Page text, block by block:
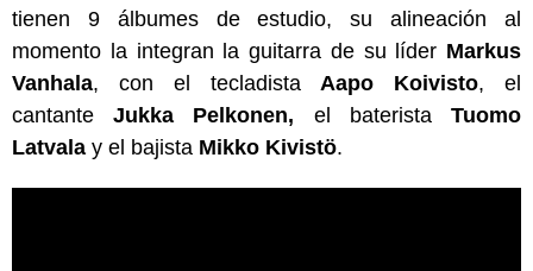
tienen 9 álbumes de estudio, su alineación al
momento la integran la guitarra de su líder Markus
Vanhala, con el tecladistaAapo Koivisto, el
cantanteJukka Pelkonen, el bateristaTuomo
Latvala y el bajista Mikko Kivistö.